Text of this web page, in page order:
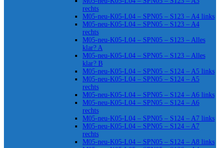
rechts
M05-neu-K05-L04 – SPN05 – S123 – A4 links
M05-neu-K05-L04 – SPN05 – S123 – A4
rechts
M05-neu-K05-L04 – SPN05 – S123 – Alles
klar? A
M05-neu-K05-L04 – SPN05 – S123 – Alles
klar? B
M05-neu-K05-L04 – SPN05 – S124 – A5 links
M05-neu-K05-L04 – SPN05 – S124 – A5
rechts
M05-neu-K05-L04 – SPN05 – S124 – A6 links
M05-neu-K05-L04 – SPN05 – S124 – A6
rechts
M05-neu-K05-L04 – SPN05 – S124 – A7 links
M05-neu-K05-L04 – SPN05 – S124 – A7
rechts
M05-neu-K05-L04 – SPN05 – S124 – A8 links